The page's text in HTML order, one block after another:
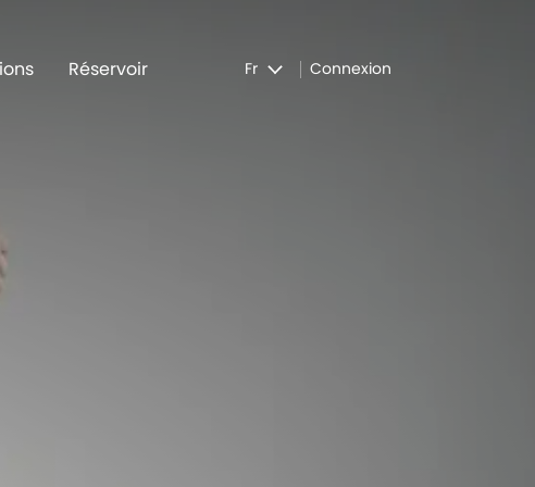
Réservoir Fr Connexion